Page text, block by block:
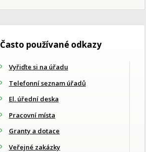
Často používané odkazy
Vyřiďte si na úřadu
Telefonní seznam úřadů
El. úřední deska
Pracovní místa
Granty a dotace
Veřejné zakázky